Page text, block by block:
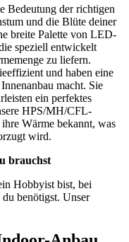
Bedeutung der richtigen
und die Blüte deiner
breite Palette von LED-
speziell entwickelt
zu liefern.
und haben eine
macht. Sie
ein perfektes
HPS/MH/CFL-
Wärme bekannt, was
wird.
brauchst
Hobbyist bist, bei
benötigst. Unser